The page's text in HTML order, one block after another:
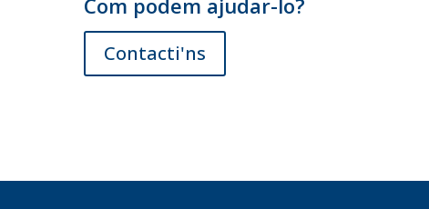
Com podem ajudar-lo?
Contacti'ns